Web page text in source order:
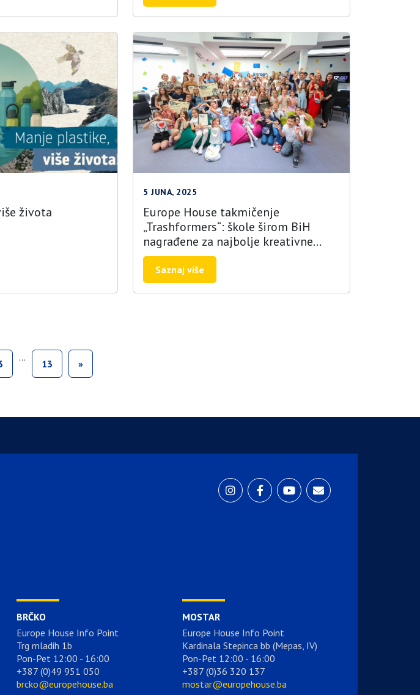
života
5 JUNA, 2025
Europe House takmičenje
„Trashformers“: škole širom BiH
nagrađene za najbolje kreativne
ideje za ekološke akcije i projekte
smanjenja otpada
Saznaj više
…
13 »
BRČKO
Europe House Info Point
Trg mladih 1b
Pon-Pet 12:00 - 16:00
+387 (0)49 951 050
brcko@europehouse.ba
MOSTAR
Europe House Info Point
Kardinala Stepinca bb (Mepas, IV)
Pon-Pet 12:00 - 16:00
+387 (0)36 320 137
mostar@europehouse.ba